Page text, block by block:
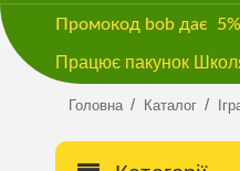
Промокод bob дає
Працює пакунок
Головна / Каталог /